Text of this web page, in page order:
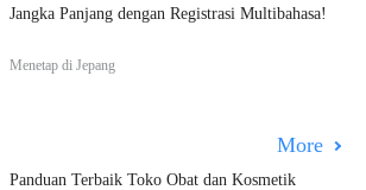
Jangka Panjang dengan Registrasi Multibahasa!
Menetap di Jepang
More
Panduan Terbaik Toko Obat dan Kosmetik